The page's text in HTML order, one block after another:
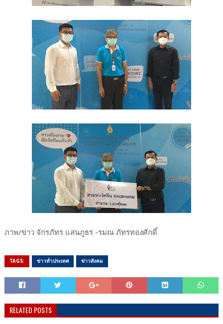
ภาพ/ข่าว จักรภัทร แสนภูธร -รมณ ภัทรทองศักดิ์
TAGS: ข่าวทั่วประเทศ ข่าวสังคม
RELATED POSTS